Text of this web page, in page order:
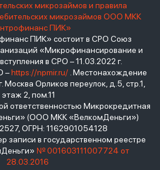
микрозаймов и правила
микрозаймов ООО МКК
ПИК»
ПИК» состоит в СРО Союз
«Микрофинансирование и
в СРО – 11.03.2022 г.
–https://npmir.ru/. Местонахождение
Орликов переулок, д.5, стр.1,
этаж 2, пом.11
ответственностью Микрокредитная
(ООО МКК «ВелкомДеньги»)
ОГРН: 1162901054128
записи в государственном реестре
№ 001603111007724 от
28.03.2016